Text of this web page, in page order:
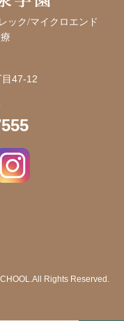
ック/マイクロエンド
47-12
Rights Reserved.